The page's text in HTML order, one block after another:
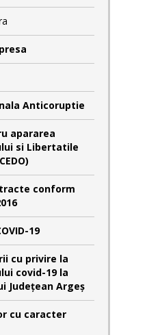
Anticoruptie
apararea
si Libertatile
conform
19
cu privire la
covid-19 la
Județean Argeș
cu caracter